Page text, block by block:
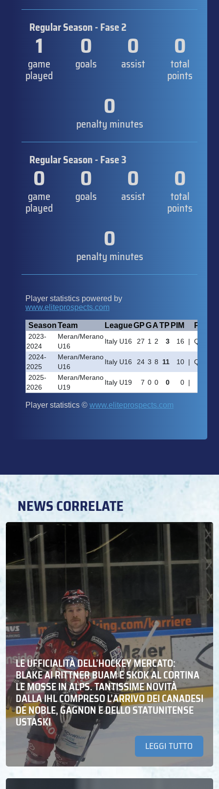
Regular Season - Fase 2
1
game
played
0
goals
0
assist
0
total
points
0
penalty minutes
Regular Season - Fase 3
0
game
played
0
goals
0
assist
0
total
points
0
penalty minutes
NEWS CORRELATE
LE UFFICIALITÀ DELL’HOCKEY MERCATO:
BLAKE AI RITTNER BUAM E SKOK AL CORTINA
LE MOSSE IN ALPS. TANTISSIME NOVITÀ
DALLA IHL COMPRESO L’ARRIVO DEI CANADESI
DE NOBLE, GAGNON E DELLO STATUNITENSE
USTASKI
LEGGI TUTTO